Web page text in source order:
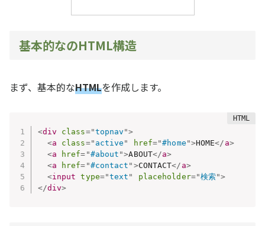
基本的なのHTML構造
まず、基本的なHTMLを作成します。
<div class="topnav ">
<a class=" active " href="#home ">HOME</ a>
<a href= "#about ">ABOUT</a>
<a href= "#contact " >CONTACT</ a>
<input type="text " placeholder="検索">
</div>